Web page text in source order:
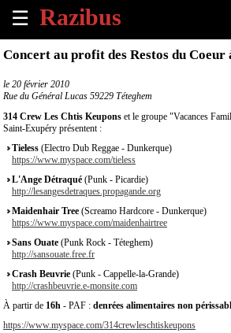
☰
×
Tous
les
évènements
à
venir
Annoncer
un
évènement
Contact
À
propos
Concert au profit des Restos du
le 20 février 2010
Rue du Général Lucas 59229 Téteghem
314 Crew Les Chtis Keupons et le groupe "Vacances
Saint-Exupéry présentent :
Tieless (Electro Dub Reggae - Dunkerque)
https://www.myspace.com/tieless
L'Ange Détraqué (Punk - Picardie)
http://lesangesdetraques.propagande.org
Maidenhair Tree (Screamo Hardcore - Dunkerque)
https://www.myspace.com/maidenhairtree
Sans Ouate (Punk Rock - Téteghem)
http://sansouate.free.fr
Crash Beuvrie (Punk - Cappelle-la-Grande)
http://crashbeuvrie.e-monsite.com
À partir de 16h - PAF : denrées alimentaires non
https://www.myspace.com/314crewleschtiskeupons